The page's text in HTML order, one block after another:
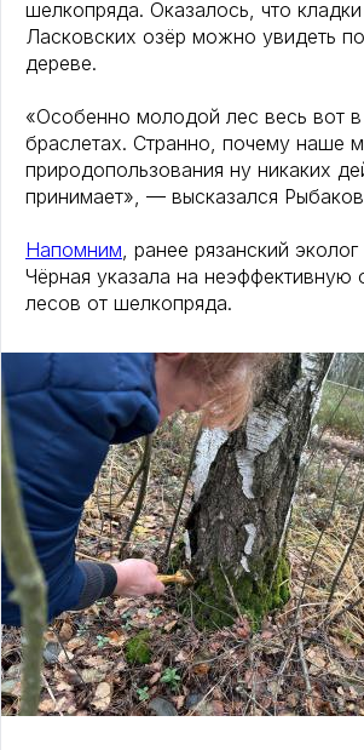
шелкопряда. Оказалось, что
Ласковских озёр можно увидеть
дереве.
«Особенно молодой лес весь вот в
браслетах. Странно, почему наше
природопользования ну никаких
принимает», — высказался
Напомним, ранее рязанский эколог
Чёрная указала на неэффективную
лесов от шелкопряда.